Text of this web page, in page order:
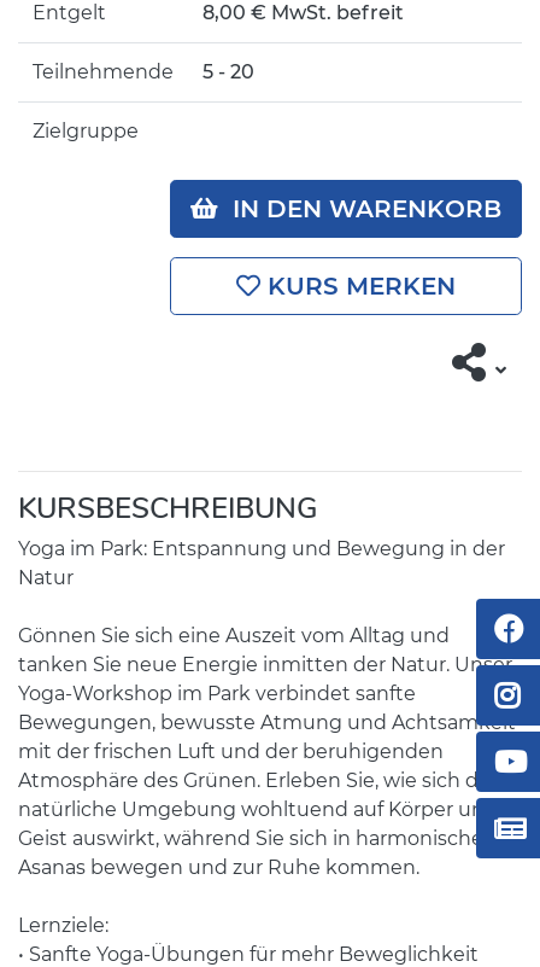
Entgelt 8,00 € MwSt. befreit
Teilnehmende 5 - 20
Zielgruppe
IN DEN WARENKORB
KURS MERKEN
KURSBESCHREIBUNG
Yoga im Park: Entspannung und Bewegung in der
Natur
Gönnen Sie sich eine Auszeit vom Alltag und
tanken Sie neue Energie inmitten der Natur. Unser
Yoga-Workshop im Park verbindet sanfte
Bewegungen, bewusste Atmung und Achtsamkeit
mit der frischen Luft und der beruhigenden
Atmosphäre des Grünen. Erleben Sie, wie sich die
natürliche Umgebung wohltuend auf Körper und
Geist auswirkt, während Sie sich in harmonischen
Asanas bewegen und zur Ruhe kommen.
Lernziele:
• Sanfte Yoga-Übungen für mehr Beweglichkeit